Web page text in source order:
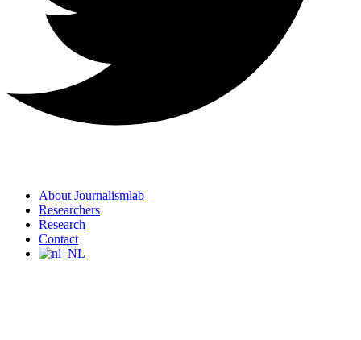
About Journalismlab
Researchers
Research
Contact